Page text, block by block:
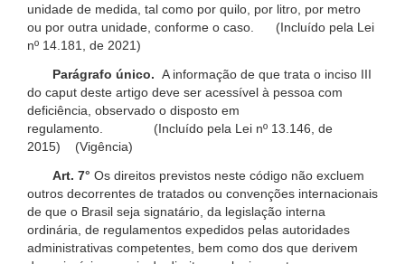
unidade de medida, tal como por quilo, por litro, por metro
ou por outra unidade, conforme o caso. (Incluído pela Lei
nº 14.181, de 2021)
Parágrafo único. A informação de que trata o inciso III
do caput deste artigo deve ser acessível à pessoa com
deficiência, observado o disposto em
regulamento. (Incluído pela Lei nº 13.146, de
2015) (Vigência)
Art. 7° Os direitos previstos neste código não excluem
outros decorrentes de tratados ou convenções internacionais
de que o Brasil seja signatário, da legislação interna
ordinária, de regulamentos expedidos pelas autoridades
administrativas competentes, bem como dos que derivem